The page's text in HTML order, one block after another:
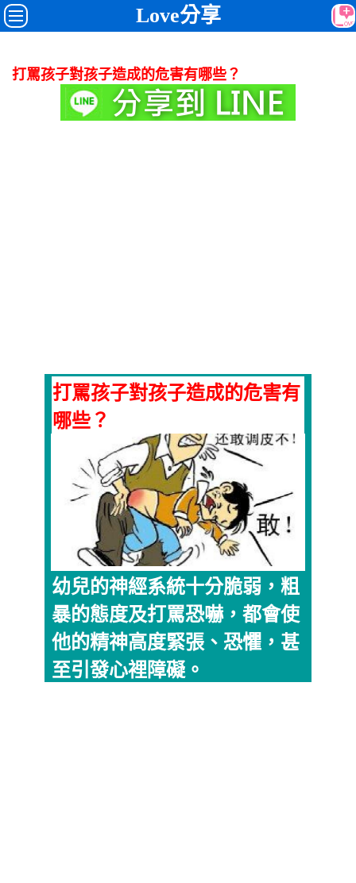
Love分享
打罵孩子對孩子造成的危害有哪些？
打罵孩子對孩子造成的危害有
哪些？
幼兒的神經系統十分脆弱，粗
暴的態度及打罵恐嚇，都會使
他的精神高度緊張、恐懼，甚
至引發心裡障礙。